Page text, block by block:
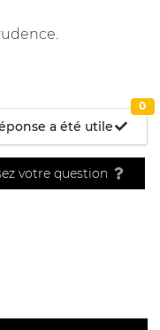
a été utile
0
votre question